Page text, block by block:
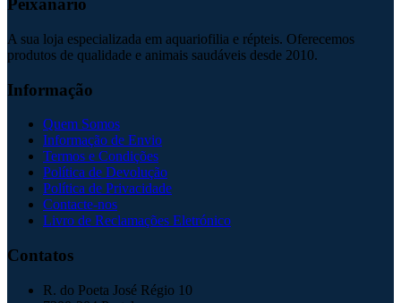
Peixanário
A sua loja especializada em aquariofilia e répteis. Oferecemos
produtos de qualidade e animais saudáveis desde 2010.
Informação
Quem Somos
Informação de Envio
Termos e Condições
Política de Devolução
Política de Privacidade
Contacte-nos
Livro de Reclamações Eletrónico
Contatos
R. do Poeta José Régio 10